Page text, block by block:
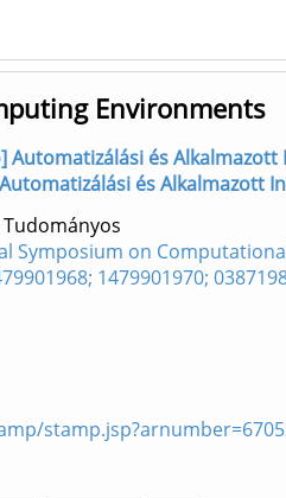
Environments
és Alkalmazott
és Alkalmazott
Symposium on
1479901970;